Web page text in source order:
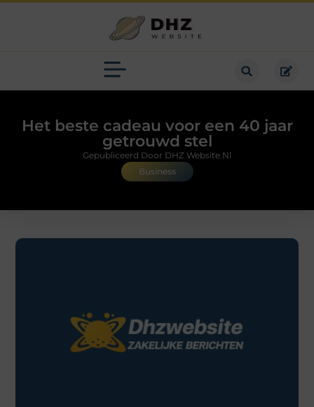
Het beste cadeau voor een 40 jaar
getrouwd stel
Business
Gepubliceerd Door DHZ Website.nl